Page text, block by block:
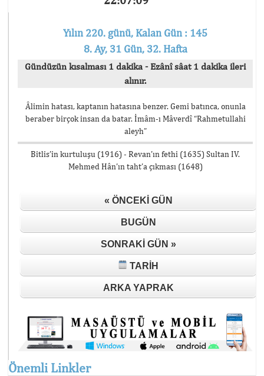
Yılın 220. günü, Kalan Gün : 145
8. Ay, 31 Gün, 32. Hafta
Gündüzün kısalması 1 dakika - Ezânî sâat 1 dakika ileri
alınır.
Âlimin hatası, kaptanın hatasına benzer. Gemi batınca, onunla
beraber birçok insan da batar. İmâm-ı Mâverdî “Rahmetullahi
aleyh”
Bitlis’in kurtuluşu (1916) - Revan’ın fethi (1635) Sultan IV.
Mehmed Hân’ın taht’a çıkması (1648)
« ÖNCEKI GÜN
BUGÜN
SONRAKI GÜN »
TARIH
ARKA YAPRAK
Önemli Linkler